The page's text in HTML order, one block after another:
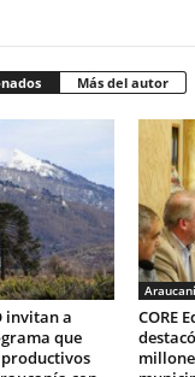
Más del autor
invitan a
que
CORE